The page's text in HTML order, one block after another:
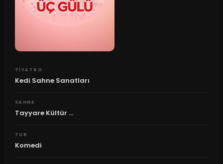
TIYATRO
Kedi Sahne Sanatları
SAHNE
Tayyare Kültür ...
TUR
Komedi